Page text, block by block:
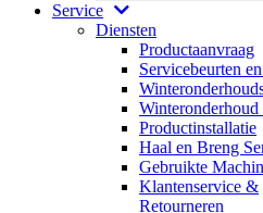
Service
Diensten
Productaanvraag
Servicebeurten
Winteronderhoud
Productinstallatie
Haal en Breng
Gebruikte
Klantenservice &
Retourneren